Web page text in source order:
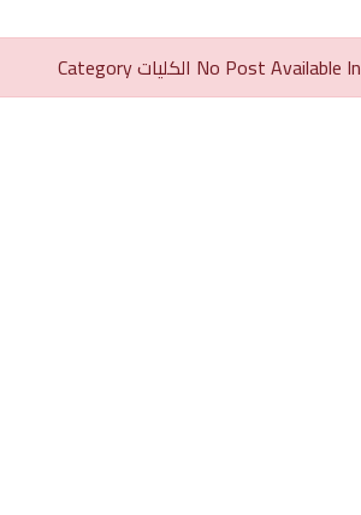
No Post Available In الكليات Category